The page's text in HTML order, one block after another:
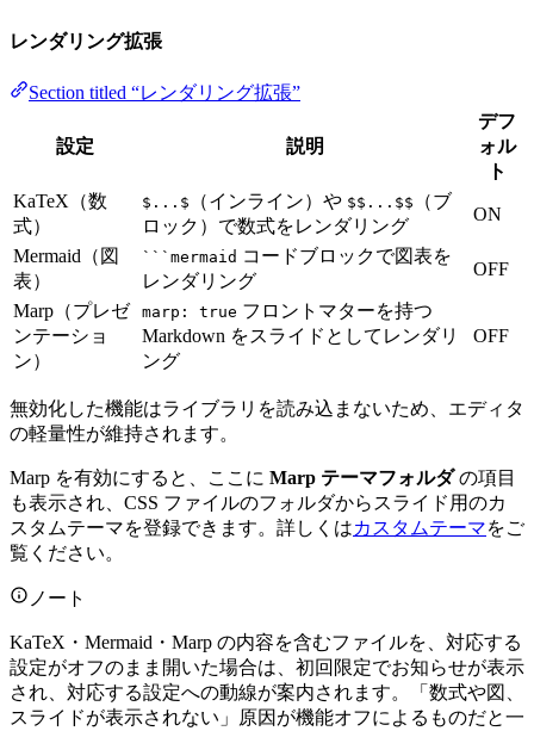
レンダリング拡張
Section titled “レンダリング拡張”
設定 説明
デフ
ォル
ト
KaTeX（数
式）
$...$ （インライン）や $$...$$
（ブ
ロック）で数式をレンダリング
ON
Mermaid（図
表）
```mermaid コードブロックで図表を
レンダリング
OFF
Marp（プレゼ
ンテーショ
ン）
marp: true フロントマターを持つ
Markdown をスライドとしてレンダリ
ング
OFF
無効化した機能はライブラリを読み込まないため、エディタ
の軽量性が維持されます。
Marp を有効にすると、ここに Marp テーマフォルダの項目
も表示され、CSS ファイルのフォルダからスライド用のカ
スタムテーマを登録できます。詳しくはカスタムテーマをご
覧ください。
ノート
KaTeX・Mermaid・Marp の内容を含むファイルを、対応する
設定がオフのまま開いた場合は、初回限定でお知らせが表示
され、対応する設定への動線が案内されます。「数式や図、
スライドが表示されない」原因が機能オフによるものだと一